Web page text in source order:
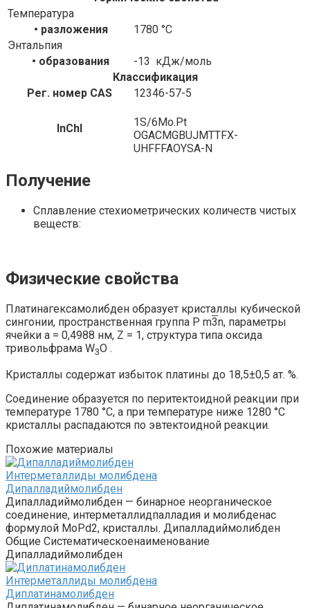
Температура
• разложения
1780 °C
Энтальпия
• образования
-13 кДж/моль
Классификация
Рег. номер CAS
12346-57-5
InChI
1S/6Mo.Pt
OGACMGBUJMTTFX-
UHFFFAOYSA-N
Получение
Сплавление стехиометрических количеств чистых
веществ:
Физические свойства
Платинагексамолибден образует кристаллы кубической
сингонии, пространственная группа P m3n, параметры
ячейки a = 0,4988 нм, Z = 1, структура типа оксида
тривольфрама W3O .
Кристаллы содержат избыток платины до 18,5±0,5 ат. %.
Соединение образуется по перитектоидной реакции при
температуре 1780 °С, а при температуре ниже 1280 °С
кристаллы распадаются по эвтектоидной реакции.
Похожие материалы
Интерметаллиды молибдена‎
Дипалладиймолибден
Дипалладиймолибден — бинарное неорганическое
соединение, интерметаллидпалладия и молибденас
формулой MoPd2, кристаллы. Дипалладиймолибден
Общие Систематическоенаименование
Дипалладиймолибден
Интерметаллиды молибдена‎
Диплатинамолибден